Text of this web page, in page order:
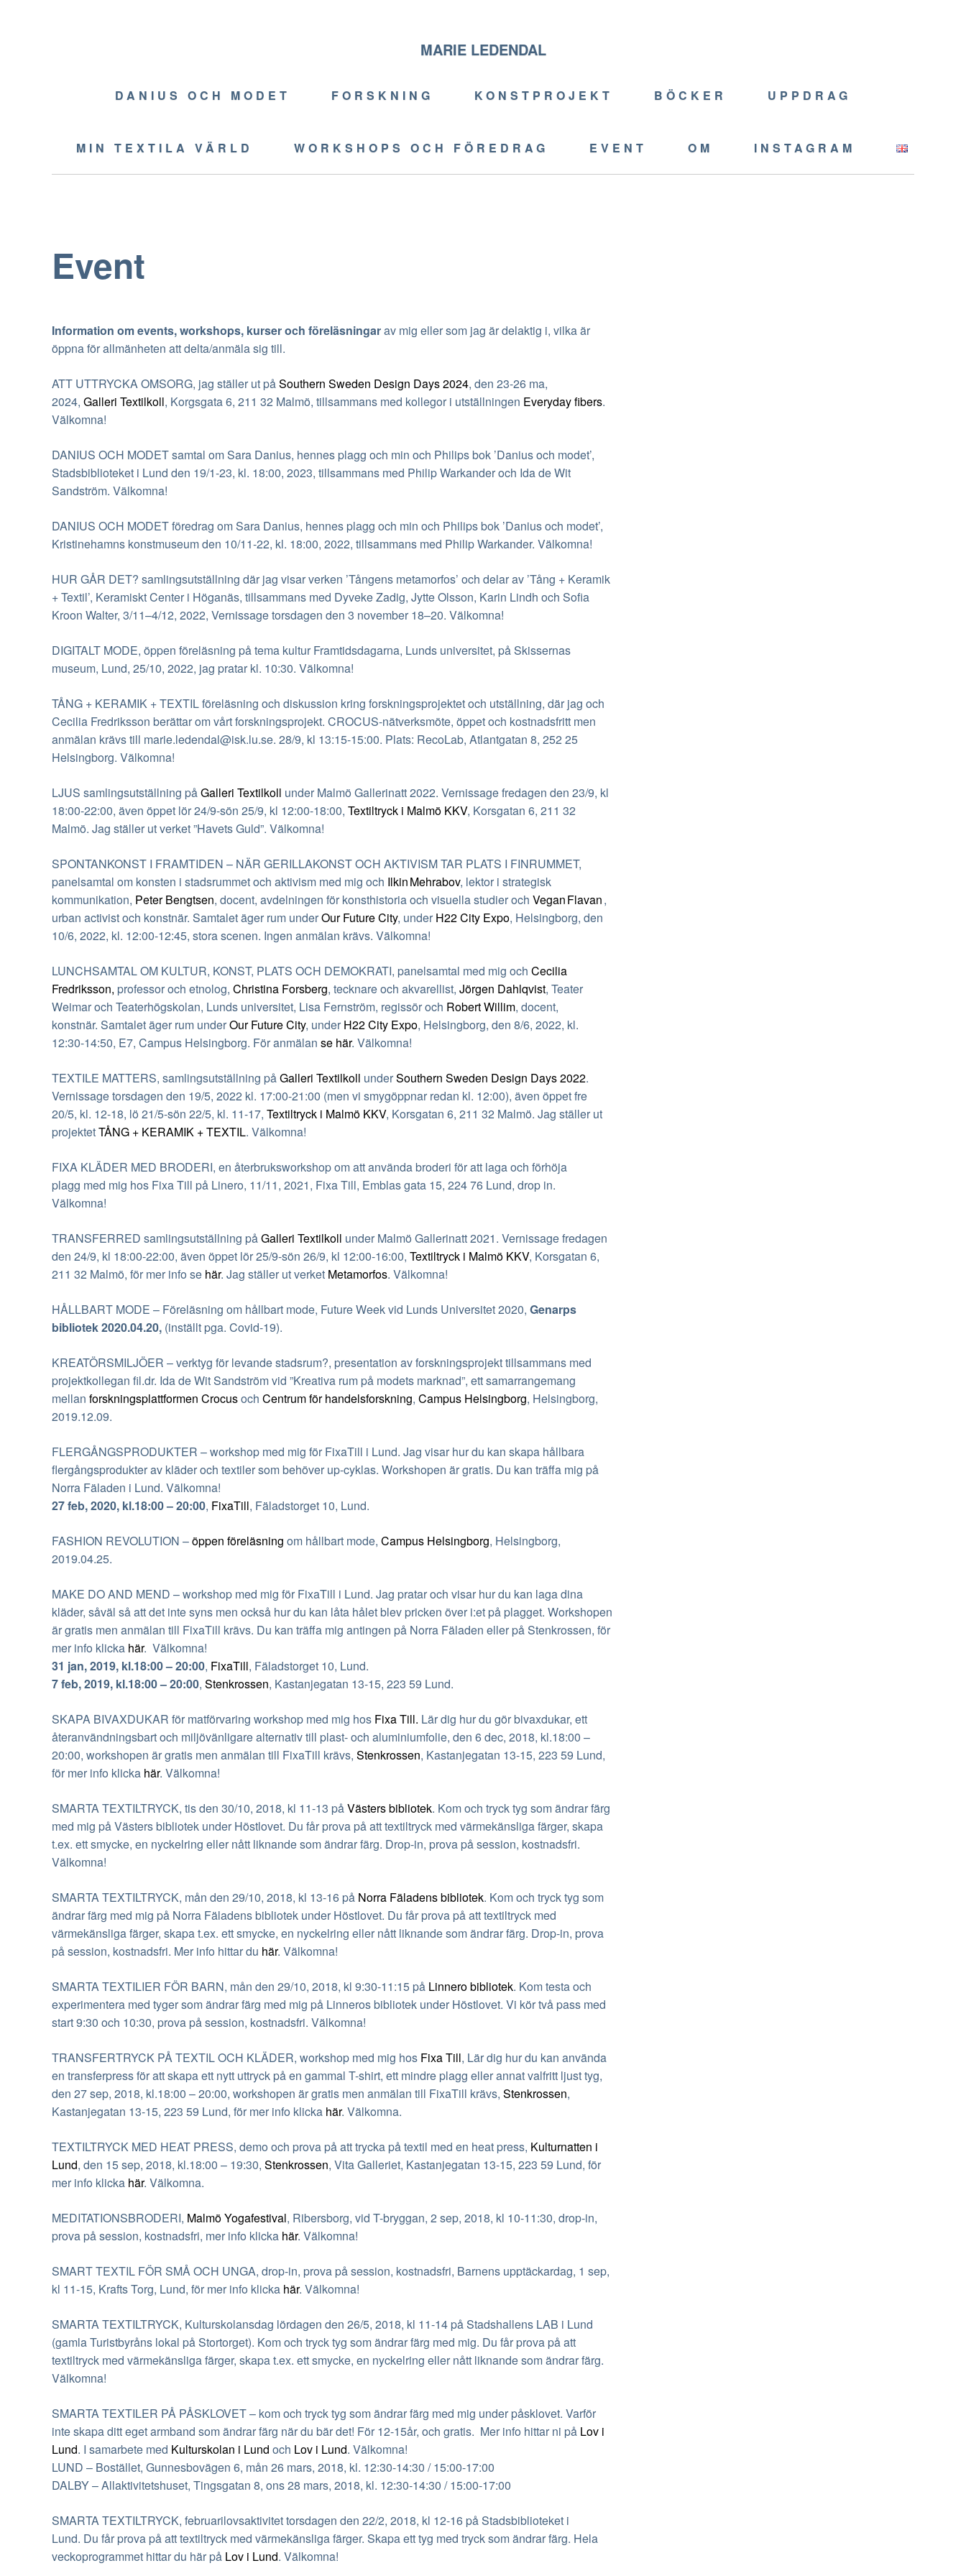
MARIE LEDENDAL
DANIUS OCH MODET FORSKNING KONSTPROJEKT BÖCKER UPPDRAG
MIN TEXTILA VÄRLD WORKSHOPS OCH FÖREDRAG EVENT OM INSTAGRAM
Event
Information omevents, workshops, kurser och föreläsningarav mig eller som jag är delaktig i, vilka är
öppna för allmänheten att delta/anmäla sig till.
ATT UTTRYCKA OMSORG, jag ställer ut påSouthern Sweden Design Days 2024, den 23-26 ma,
2024, Galleri Textilkoll, Korgsgata 6, 211 32 Malmö, tillsammans med kollegor i utställningen Everyday fibers.
Välkomna!
DANIUS OCH MODET samtal om Sara Danius, hennes plagg och min och Philips bok ’Danius och modet’,
Stadsbiblioteket i Lund den 19/1-23, kl. 18:00, 2023, tillsammans med Philip Warkander och Ida de Wit
Sandström. Välkomna!
DANIUS OCH MODET föredrag om Sara Danius, hennes plagg och min och Philips bok ’Danius och modet’,
Kristinehamns konstmuseum den 10/11-22, kl. 18:00, 2022, tillsammans med Philip Warkander. Välkomna!
HUR GÅR DET? samlingsutställning där jag visar verken ’Tångens metamorfos’ och delar av ’Tång + Keramik
+ Textil’, Keramiskt Center i Höganäs, tillsammans med Dyveke Zadig, Jytte Olsson, Karin Lindh och Sofia
Kroon Walter, 3/11–4/12, 2022, Vernissage torsdagen den 3 november 18–20. Välkomna!
DIGITALT MODE, öppen föreläsning på tema kultur Framtidsdagarna, Lunds universitet, på Skissernas
museum, Lund, 25/10, 2022, jag pratar kl. 10:30. Välkomna!
TÅNG + KERAMIK + TEXTIL föreläsning och diskussion kring forskningsprojektet och utställning, där jag och
Cecilia Fredriksson berättar om vårt forskningsprojekt. CROCUS-nätverksmöte, öppet och kostnadsfritt men
anmälan krävs till marie.ledendal@isk.lu.se. 28/9, kl 13:15-15:00. Plats: RecoLab, Atlantgatan 8, 252 25
Helsingborg. Välkomna!
LJUS samlingsutställning påGalleri Textilkoll under Malmö Gallerinatt 2022. Vernissage fredagen den 23/9, kl
18:00-22:00, även öppet lör 24/9-sön 25/9, kl 12:00-18:00, Textiltryck i Malmö KKV, Korsgatan 6, 211 32
Malmö. Jag ställer ut verket ”Havets Guld”. Välkomna!
SPONTANKONST I FRAMTIDEN – NÄR GERILLAKONST OCH AKTIVISM TAR PLATS I FINRUMMET,
panelsamtal om konsten i stadsrummet och aktivism med mig och Ilkin Mehrabov, lektor i strategisk
kommunikation, Peter Bengtsen, docent, avdelningen för konsthistoria och visuella studier och Vegan Flavan,
urban activist och konstnär. Samtalet äger rum underOur Future City, under H22 City Expo, Helsingborg, den
10/6, 2022, kl. 12:00-12:45, stora scenen. Ingen anmälan krävs. Välkomna!
LUNCHSAMTAL OM KULTUR, KONST, PLATS OCH DEMOKRATI, panelsamtal med mig och Cecilia
Fredriksson, professor och etnolog, Christina Forsberg, tecknare och akvarellist, Jörgen Dahlqvist, Teater
Weimar och Teaterhögskolan, Lunds universitet, Lisa Fernström, regissör och Robert Willim, docent,
konstnär. Samtalet äger rum underOur Future City, under H22 City Expo, Helsingborg, den 8/6, 2022, kl.
12:30-14:50, E7, Campus Helsingborg. För anmälan se här. Välkomna!
TEXTILE MATTERS, samlingsutställning påGalleri Textilkoll underSouthern Sweden Design Days 2022.
Vernissage torsdagen den 19/5, 2022 kl. 17:00-21:00 (men vi smygöppnar redan kl. 12:00), även öppet fre
20/5, kl. 12-18, lö 21/5-sön 22/5, kl. 11-17, Textiltryck i Malmö KKV, Korsgatan 6, 211 32 Malmö. Jag ställer ut
projektetTÅNG + KERAMIK + TEXTIL. Välkomna!
FIXA KLÄDER MED BRODERI, en återbruksworkshop om att användabroderi för att laga och förhöja
plagg med mig hos Fixa Till på Linero, 11/11, 2021, Fixa Till, Emblas gata 15, 224 76 Lund, drop in.
Välkomna!
TRANSFERRED samlingsutställning påGalleri Textilkoll under Malmö Gallerinatt 2021. Vernissage fredagen
den 24/9, kl 18:00-22:00, även öppet lör 25/9-sön 26/9, kl 12:00-16:00, Textiltryck i Malmö KKV, Korsgatan 6,
211 32 Malmö, för mer info se här. Jag ställer ut verket Metamorfos. Välkomna!
HÅLLBART MODE – Föreläsning om hållbart mode, Future Week vid Lunds Universitet 2020, Genarps
bibliotek2020.04.20, (inställt pga. Covid-19).
KREATÖRSMILJÖER – verktyg för levande stadsrum?, presentation av forskningsprojekt tillsammans med
projektkollegan fil.dr. Ida de Wit Sandström vid ”Kreativa rum på modets marknad”, ett samarrangemang
mellan forskningsplattformen Crocusoch Centrum för handelsforskning, Campus Helsingborg, Helsingborg,
2019.12.09.
FLERGÅNGSPRODUKTER – workshop med mig för FixaTill i Lund. Jag visar hur du kan skapa hållbara
flergångsprodukter av kläder och textiler som behöver up-cyklas. Workshopen är gratis. Du kan träffa mig på
Norra Fäladen i Lund. Välkomna!
27 feb, 2020, kl.18:00 – 20:00, FixaTill, Fäladstorget 10, Lund.
FASHION REVOLUTION –öppen föreläsning om hållbart mode, Campus Helsingborg, Helsingborg,
2019.04.25.
MAKE DO AND MEND – workshop med mig för FixaTill i Lund. Jag pratar och visar hur du kan laga dina
kläder, såväl så att det inte syns men också hur du kan låta hålet blev pricken över i:et på plagget. Workshopen
är gratis men anmälan till FixaTill krävs. Du kan träffa mig antingen på Norra Fäladen eller på Stenkrossen, för
mer info klicka här. Välkomna!
31 jan, 2019, kl.18:00 – 20:00, FixaTill, Fäladstorget 10, Lund.
7 feb, 2019, kl.18:00 – 20:00, Stenkrossen, Kastanjegatan 13-15, 223 59 Lund.
SKAPA BIVAXDUKAR för matförvaring workshop med mig hos Fixa Till. Lär dig hur du gör bivaxdukar, ett
återanvändningsbart och miljövänligare alternativ till plast- och aluminiumfolie, den 6 dec, 2018, kl.18:00 –
20:00, workshopen är gratis men anmälan till FixaTill krävs, Stenkrossen, Kastanjegatan 13-15, 223 59 Lund,
för mer info klicka här. Välkomna!
SMARTA TEXTILTRYCK, tis den 30/10, 2018, kl 11-13 påVästers bibliotek. Kom och tryck tyg som ändrar färg
med mig på Västers bibliotek under Höstlovet. Du får prova på att textiltryck med värmekänsliga färger, skapa
t.ex. ett smycke, en nyckelring eller nått liknande som ändrar färg. Drop-in, prova på session, kostnadsfri.
Välkomna!
SMARTA TEXTILTRYCK, mån den 29/10, 2018, kl 13-16 på Norra Fäladens bibliotek. Kom och tryck tyg som
ändrar färg med mig på Norra Fäladens bibliotek under Höstlovet. Du får prova på att textiltryck med
värmekänsliga färger, skapa t.ex. ett smycke, en nyckelring eller nått liknande som ändrar färg. Drop-in, prova
på session, kostnadsfri. Mer info hittar du här. Välkomna!
SMARTA TEXTILIER FÖR BARN, mån den 29/10, 2018, kl 9:30-11:15 på Linnero bibliotek. Kom testa och
experimentera med tyger som ändrar färg med mig på Linneros bibliotek under Höstlovet. Vi kör två pass med
start 9:30 och 10:30, prova på session, kostnadsfri. Välkomna!
TRANSFERTRYCK PÅ TEXTIL OCH KLÄDER, workshop med mig hos Fixa Till, Lär dig hur du kan använda
en transferpress för att skapa ett nytt uttryck på en gammal T-shirt, ett mindre plagg eller annat valfritt ljust tyg,
den 27 sep, 2018, kl.18:00 – 20:00, workshopen är gratis men anmälan till FixaTill krävs, Stenkrossen,
Kastanjegatan 13-15, 223 59 Lund, för mer info klicka här. Välkomna.
TEXTILTRYCK MED HEAT PRESS, demo och prova på att trycka på textil med en heat press, Kulturnatten i
Lund, den 15 sep, 2018, kl.18:00 – 19:30, Stenkrossen, Vita Galleriet, Kastanjegatan 13-15, 223 59 Lund, för
mer info klicka här. Välkomna.
MEDITATIONSBRODERI, Malmö Yogafestival, Ribersborg, vid T-bryggan, 2 sep, 2018, kl 10-11:30, drop-in,
prova på session, kostnadsfri, mer info klicka här. Välkomna!
SMART TEXTIL FÖR SMÅ OCH UNGA, drop-in, prova på session, kostnadsfri, Barnens upptäckardag, 1 sep,
kl 11-15, Krafts Torg, Lund, för mer info klicka här. Välkomna!
SMARTA TEXTILTRYCK, Kulturskolansdag lördagen den 26/5, 2018, kl 11-14 på Stadshallens LAB i Lund
(gamla Turistbyråns lokal på Stortorget). Kom och tryck tyg som ändrar färg med mig. Du får prova på att
textiltryck med värmekänsliga färger, skapa t.ex. ett smycke, en nyckelring eller nått liknande som ändrar färg.
Välkomna!
SMARTA TEXTILER PÅ PÅSKLOVET – kom och tryck tyg som ändrar färg med mig under påsklovet. Varför
inte skapa ditt eget armband som ändrar färg när du bär det! För 12-15år, och gratis. Mer info hittar ni på Lov i
Lund. I samarbete med Kulturskolan i Lund och Lov i Lund. Välkomna!
LUND – Bostället, Gunnesbovägen 6, mån 26 mars, 2018, kl. 12:30-14:30 / 15:00-17:00
DALBY – Allaktivitetshuset, Tingsgatan 8, ons 28 mars, 2018, kl. 12:30-14:30 / 15:00-17:00
SMARTA TEXTILTRYCK, februarilovsaktivitet torsdagen den 22/2, 2018, kl 12-16 på Stadsbiblioteket i
Lund. Du får prova på att textiltryck med värmekänsliga färger. Skapa ett tyg med tryck som ändrar färg. Hela
veckoprogrammet hittar du här på Lov i Lund. Välkomna!